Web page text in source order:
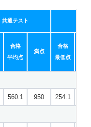
共通テスト
合格
平均点
満点
合格
最低点
560.1 950 254.1